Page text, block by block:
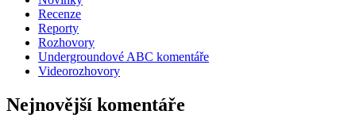
Recenze
Reporty
Rozhovory
Undergroundové ABC komentáře
Videorozhovory
Nejnovější komentáře